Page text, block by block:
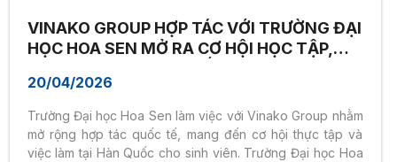
VINAKO GROUP HỢP TÁC VỚI TRƯỜNG ĐẠI
HỌC HOA SEN MỞ RA CƠ HỘI HỌC TẬP,
20/04/2026
Trường Đại học Hoa Sen làm việc với Vinako Group nhằm
mở rộng hợp tác quốc tế, mang đến cơ hội thực tập và
việc làm tại Hàn Quốc cho sinh viên. Trường Đại học Hoa